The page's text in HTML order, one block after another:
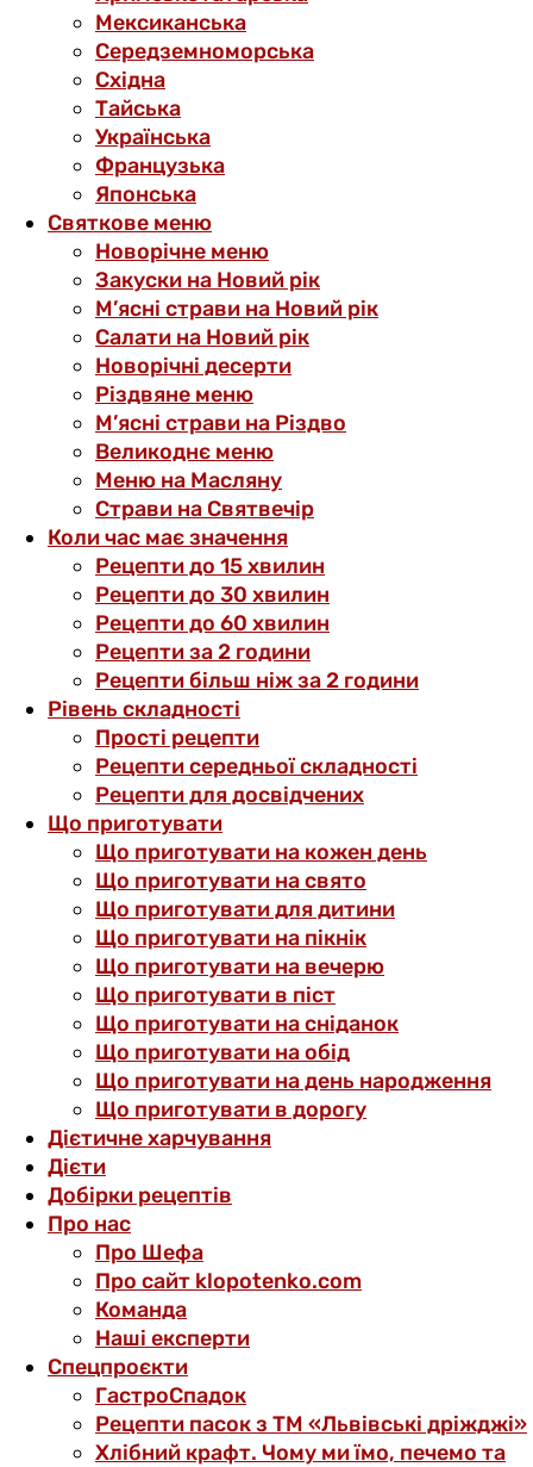
Мексиканська
Середземноморська
Східна
Тайська
Українська
Французька
Японська
Святкове меню
Новорічне меню
Закуски на Новий рік
М’ясні страви на Новий рік
Салати на Новий рік
Новорічні десерти
Різдвяне меню
М’ясні страви на Різдво
Великоднє меню
Меню на Масляну
Страви на Святвечір
Коли час має значення
Рецепти до 15 хвилин
Рецепти до 30 хвилин
Рецепти до 60 хвилин
Рецепти за 2 години
Рецепти більш ніж за 2 години
Рівень складності
Прості рецепти
Рецепти середньої складності
Рецепти для досвідчених
Що приготувати
Що приготувати на кожен день
Що приготувати на свято
Що приготувати для дитини
Що приготувати на пікнік
Що приготувати на вечерю
Що приготувати в піст
Що приготувати на сніданок
Що приготувати на обід
Що приготувати на день народження
Що приготувати в дорогу
Дієтичне харчування
Дієти
Добірки рецептів
Про нас
Про Шефа
Про сайт klopotenko.com
Команда
Наші експерти
Спецпроєкти
ГастроСпадок
Рецепти пасок з ТМ «Львівські дріжджі»
Хлібний крафт. Чому ми їмо, печемо та